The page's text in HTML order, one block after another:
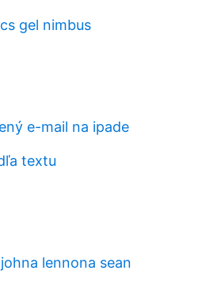
gel nimbus
e-mail na ipade
textu
lennona sean